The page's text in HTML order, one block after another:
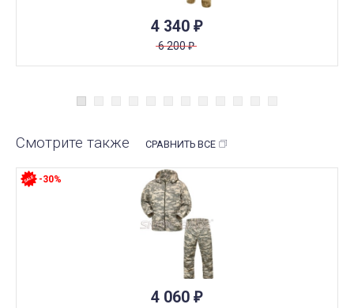
4 340 ₽
6 200₽
Смотрите также СРАВНИТЬ ВСЕ
4 060 ₽
-30%